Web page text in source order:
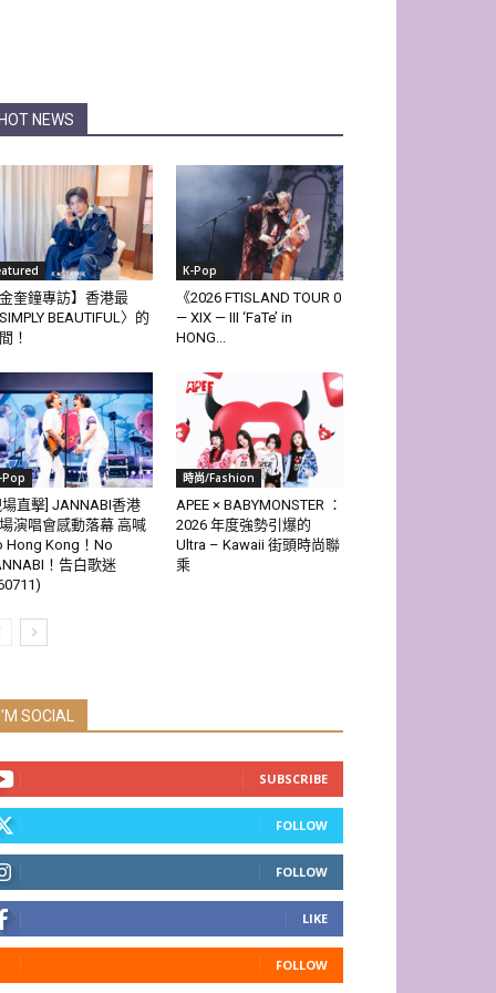
HOT NEWS
金奎鐘專訪】香港最
SIMPLY BEAUTIFUL〉的
！
K-Pop
《2026 FTISLAND TOUR 0
— XIX — III ‘FaTe’ in
HONG...
Pop
場直擊] JANNABI香港
演唱會感動落幕 高喊
Hong Kong！No
！告白歌迷
時尚/Fashion
APEE × BABYMONSTER ：
2026 年度強勢引爆的
Ultra – Kawaii 街頭時尚聯
乘
I'M SOCIAL
SUBSCRIBE
FOLLOW
FOLLOW
LIKE
FOLLOW